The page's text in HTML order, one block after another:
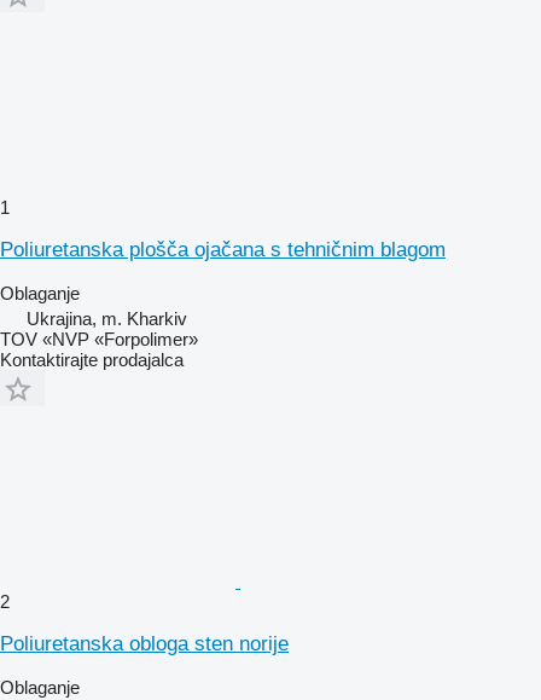
1
Poliuretanska plošča ojačana s tehničnim blagom
Oblaganje
Ukrajina, m. Kharkiv
TOV «NVP «Forpolimer»
Kontaktirajte prodajalca
2
Poliuretanska obloga sten norije
Oblaganje